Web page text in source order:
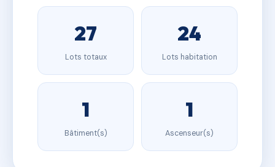
27
Lots totaux
24
Lots habitation
1
Bâtiment(s)
1
Ascenseur(s)